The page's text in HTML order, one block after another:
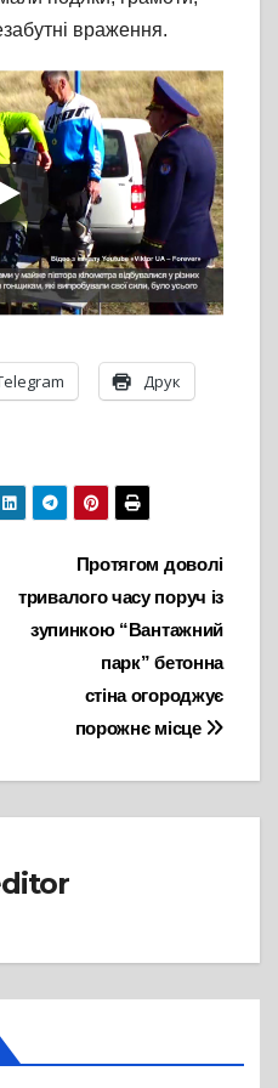
враження.
Друк
Протягом доволі
тривалого часу поруч із
зупинкою “Вантажний
парк” бетонна
стіна огороджує
порожнє місце